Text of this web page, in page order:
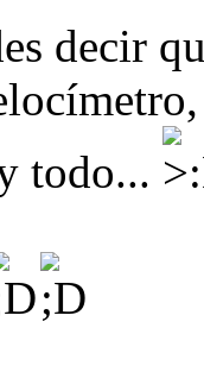
decir
todo...